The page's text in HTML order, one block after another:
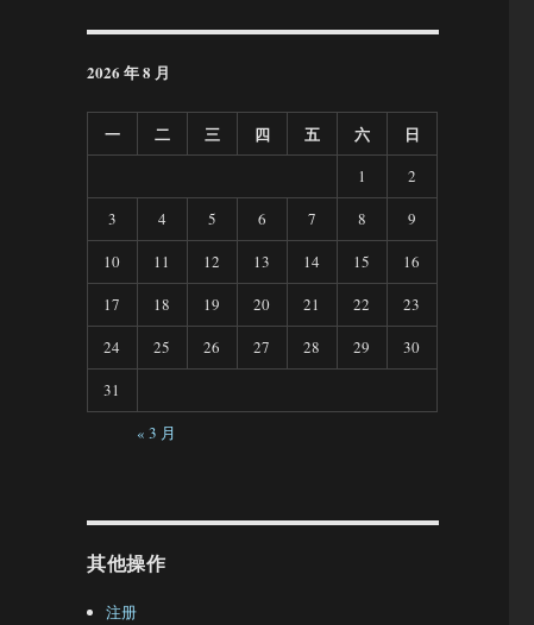
2026 年 8 月
一 二 三 四 五 六 日
1
2
3
4 5 6 7 8
9
10
11 12 13 14 15
16
17
18 19 20 21 22
23
24
25 26 27 28 29
30
31
« 3 月
其他操作
注册